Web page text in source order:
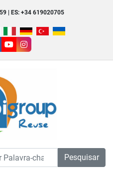
| ES: +34 619020705
youtubeinstagram
Pesquisar